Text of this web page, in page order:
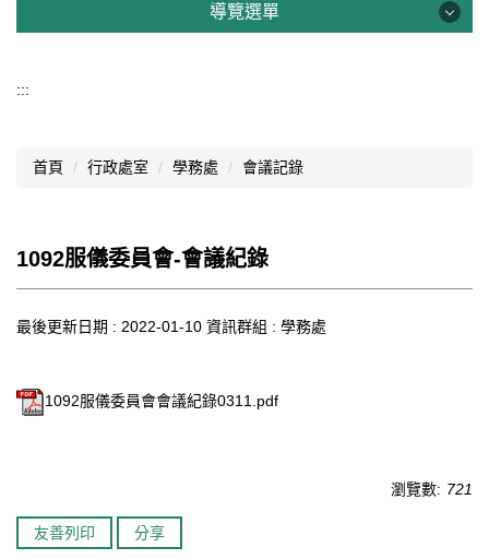
導覽選單
認識西松
文件資料
行事曆
家長專區
:::
首頁 行政處室 學務處 會議記錄
1092服儀委員會-會議紀錄
最後更新日期 : 2022-01-10 資訊群組 : 學務處
1092服儀委員會會議紀錄0311.pdf
瀏覽數: 721
友善列印 分享